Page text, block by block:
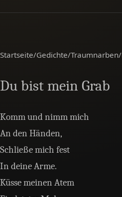
Startseite/Gedichte/Traumnarben/
Du bist mein Grab
Komm und nimm mich
An den Händen,
Schließe mich fest
In deine Arme.
Küsse meinen Atem